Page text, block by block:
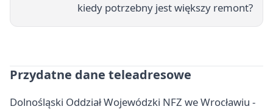
kiedy potrzebny jest większy remont?
Przydatne dane teleadresowe
Dolnośląski Oddział Wojewódzki NFZ we Wrocławiu -